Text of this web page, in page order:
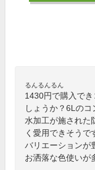
るんるんるん
1430円で購入で
しょうか？6Lの
水加工が施された
く愛用できそうで
バリエーションが
お洒落な色使いが